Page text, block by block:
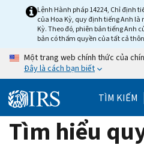
Lệnh Hành pháp 14224, Chỉ định
của Hoa Kỳ, quy định tiếng Anh
Kỳ. Theo đó, phiên bản tiếng Anh
bản có thẩm quyền của tất cả
Một trang web chính thức của
Đây là cách bạn biết
TÌM KIẾM
Tìm hiểu